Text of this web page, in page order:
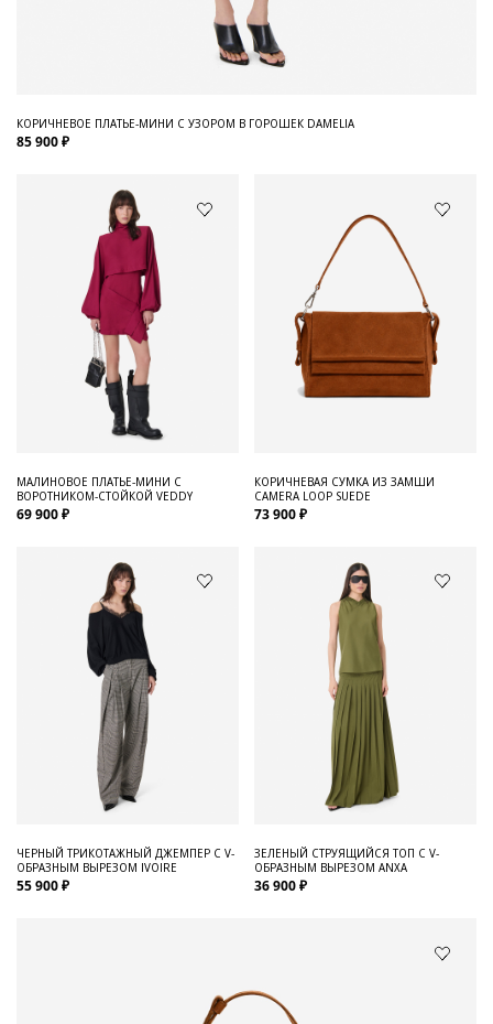
КОРИЧНЕВОЕ ПЛАТЬЕ-МИНИ С УЗОРОМ В ГОРОШЕК DAMELIA
85 900 ₽
МАЛИНОВОЕ ПЛАТЬЕ-МИНИ С
ВОРОТНИКОМ-СТОЙКОЙ VEDDY
69 900 ₽
КОРИЧНЕВАЯ СУМКА ИЗ ЗАМШИ
CAMERA LOOP SUEDE
73 900 ₽
ЧЕРНЫЙ ТРИКОТАЖНЫЙ ДЖЕМПЕР С V-
ОБРАЗНЫМ ВЫРЕЗОМ IVOIRE
55 900 ₽
ЗЕЛЕНЫЙ СТРУЯЩИЙСЯ ТОП С V-
ОБРАЗНЫМ ВЫРЕЗОМ ANXA
36 900 ₽